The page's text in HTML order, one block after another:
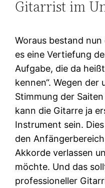
Gitarrist im
Woraus bestand
es eine Vertiefung
Aufgabe, die da
kennen“. Wegen der
Stimmung der
kann die Gitarre ja
Instrument sein.
den
Akkorde verlassen
möchte. Und das
professioneller